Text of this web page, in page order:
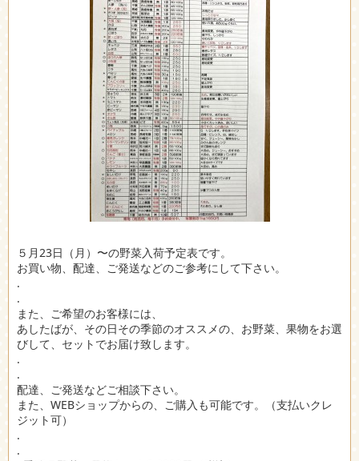
５月23日（月）〜の野菜入荷予定表です。
お買い物、配達、ご発送などのご参考にして下さい。
.
.
また、ご希望のお客様には、
あしたばが、その日その季節のオススメの、お野菜、果物をお選
びして、セットでお届け致します。
.
.
配達、ご発送などご相談下さい。
また、WEBショップからの、ご購入も可能です。（支払いクレ
ジット可）
.
.